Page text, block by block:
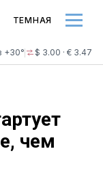
+30° $ 3.00 · € 3.47
ТЕМНАЯ
чем